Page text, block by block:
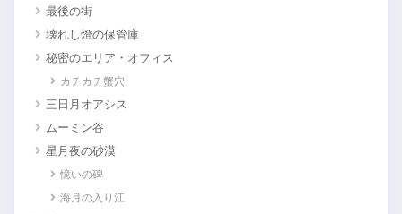
最後の街
壊れし燈の保管庫
秘密のエリア・オフィス
カチカチ蟹穴
三日月オアシス
ムーミン谷
星月夜の砂漠
憶いの碑
海月の入り江